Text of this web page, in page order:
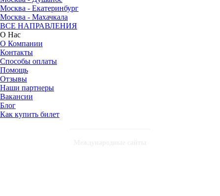
Москва - Екатеринбург
Москва - Махачкала
ВСЕ НАПРАВЛЕНИЯ
О Нас
О Компании
Контакты
Способы оплаты
Помощь
Отзывы
Наши партнеры
Вакансии
Блог
Как купить билет